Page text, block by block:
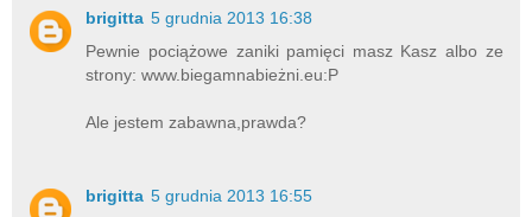
brigitta 5 grudnia 2013 16:38
Pewnie pociążowe zaniki pamięci masz Kasz albo ze
strony: www.biegamnabieżni.eu:P
Ale jestem zabawna,prawda?
brigitta 5 grudnia 2013 16:55